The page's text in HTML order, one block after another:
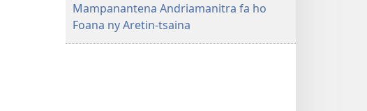
Mampanantena Andriamanitra fa ho
Foana ny Aretin-tsaina